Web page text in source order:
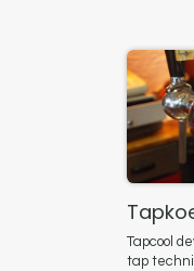
Tapcool
tap